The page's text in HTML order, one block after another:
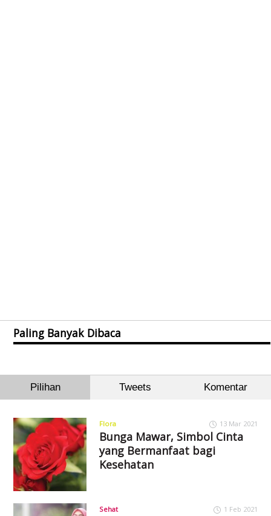
Paling Banyak Dibaca
Pilihan Tweets Komentar
Flora 13 Mar 2021
Bunga Mawar, Simbol Cinta
yang Bermanfaat bagi
Kesehatan
Sehat 1 Feb 2021